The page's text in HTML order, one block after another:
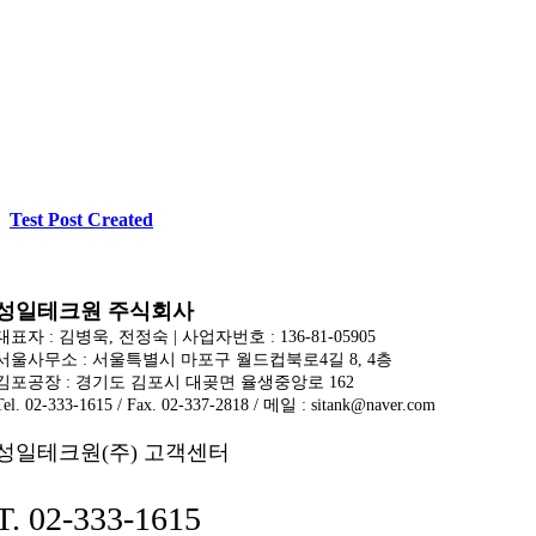
Test Post Created
일테크원 주식회사
표자 : 김병욱, 전정숙 | 사업자번호 : 136-81-05905
울사무소 : 서울특별시 마포구 월드컵북로4길 8, 4층
포공장 : 경기도 김포시 대곶면 율생중앙로 162
02-333-1615 / Fax. 02-337-2818 / 메일 : sitank@naver.com
일테크원(주) 고객센터
02-333-1615